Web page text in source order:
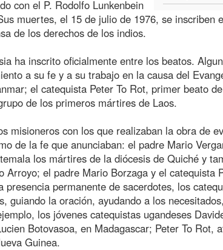
con el P. Rodolfo Lunkenbein
muertes, el 15 de julio de 1976, se inscriben
de los derechos de los indios.
ha inscrito oficialmente entre los beatos.
a su fe y a su trabajo en la causa del
el catequista Peter To Rot, primer beato
de los primeros mártires de Laos.
misioneros con los que realizaban la obra de
de la fe que anunciaban: el padre Mario
los mártires de la diócesis de Quiché y
el padre Mario Borzaga y el catequista
permanente de sacerdotes, los
guiando la oración, ayudando a los
los jóvenes catequistas ugandeses
Botovasoa, en Madagascar; Peter To Rot,
Guinea.